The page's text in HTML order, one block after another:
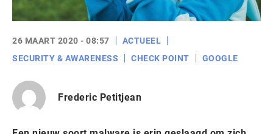
26 MAART 2020 - 08:57
ACTUEEL
SECURITY & AWARENESS
CHECK POINT GOOGLE
Frederic Petitjean